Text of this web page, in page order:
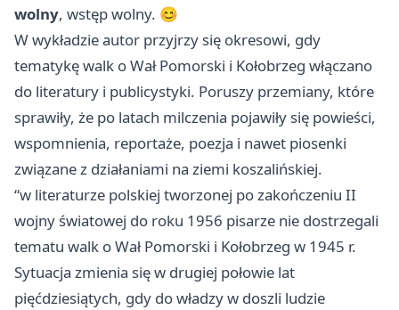
wolny, wstęp wolny. 😊
W wykładzie autor przyjrzy się okresowi, gdy
tematykę walk o Wał Pomorski i Kołobrzeg włączano
do literatury i publicystyki. Poruszy przemiany, które
sprawiły, że po latach milczenia pojawiły się powieści,
wspomnienia, reportaże, poezja i nawet piosenki
związane z działaniami na ziemi koszalińskiej.
“w literaturze polskiej tworzonej po zakończeniu II
wojny światowej do roku 1956 pisarze nie dostrzegali
tematu walk o Wał Pomorski i Kołobrzeg w 1945 r.
Sytuacja zmienia się w drugiej połowie lat
pięćdziesiątych, gdy do władzy w doszli ludzie